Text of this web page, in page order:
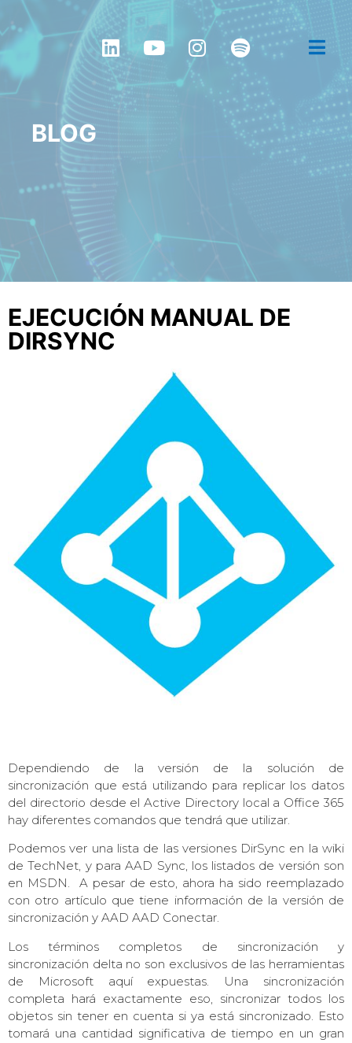
BLOG
EJECUCIÓN MANUAL DE
DIRSYNC
Dependiendo de la versión de la solución de
sincronización que está utilizando para replicar los datos
del directorio desde el Active Directory local a Office 365
hay diferentes comandos que tendrá que utilizar.
Podemos ver una lista de las versiones DirSync en la wiki
de TechNet, y para AAD Sync, los listados de versión son
en MSDN. A pesar de esto, ahora ha sido reemplazado
con otro artículo que tiene información de la versión de
sincronización y AAD AAD Conectar.
Los términos completos de sincronización y
sincronización delta no son exclusivos de las herramientas
de Microsoft aquí expuestas. Una sincronización
completa hará exactamente eso, sincronizar todos los
objetos sin tener en cuenta si ya está sincronizado. Esto
tomará una cantidad significativa de tiempo en un gran